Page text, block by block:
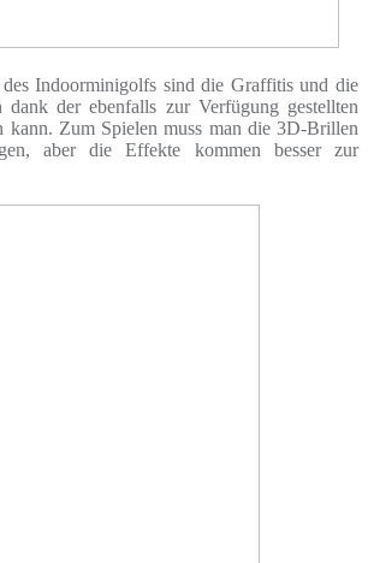
Indoorminigolfs sind die Graffitis und die
der ebenfalls zur Verfügung gestellten
kann. Zum Spielen muss man die 3D-Brillen
aber die Effekte kommen besser zur